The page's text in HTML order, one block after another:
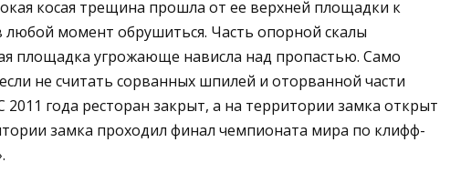
косая трещина прошла от ее верхней площадки к
любой момент обрушиться. Часть опорной скалы
площадка угрожающе нависла над пропастью. Само
не считать сорванных шпилей и оторванной части
года ресторан закрыт, а на территории замка открыт
замка проходил финал чемпионата мира по клифф-